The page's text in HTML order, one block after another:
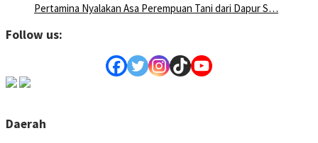
Pertamina Nyalakan Asa Perempuan Tani dari Dapur S…
Follow us:
Daerah